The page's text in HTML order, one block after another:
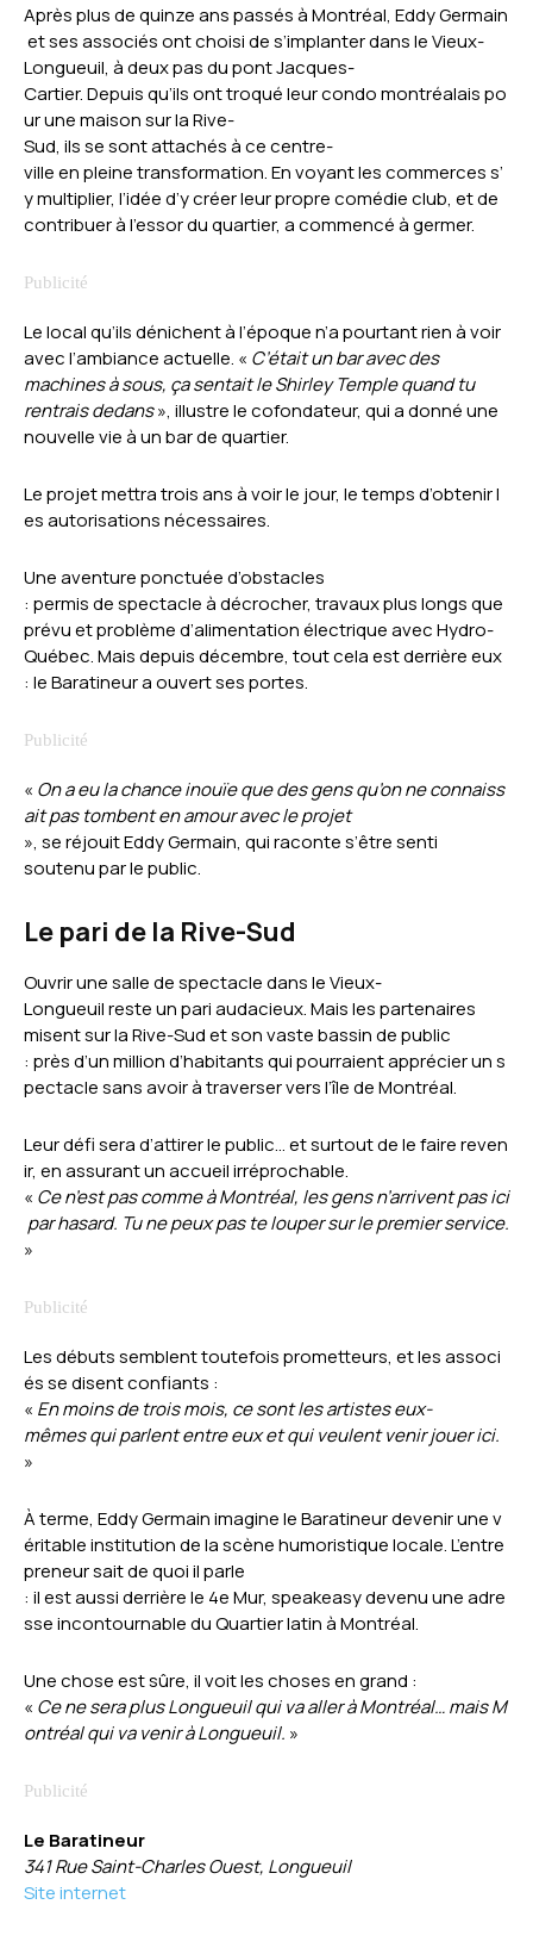
Après plus de quinze ans passés à Montréal, Eddy Germain
et ses associés ont choisi de s’implanter dans le Vieux-
Longueuil, à deux pas du pont Jacques-
Cartier. Depuis qu’ils ont troqué leur condo montréalais po
ur une maison sur la Rive-
Sud, ils se sont attachés à ce centre-
ville en pleine transformation. En voyant les commerces s’
y multiplier, l’idée d’y créer leur propre comédie club, et de
contribuer à l’essor du quartier, a commencé à germer.
Le local qu’ils dénichent à l’époque n’a pourtant rien à voir
avec l’ambiance actuelle. « C’était un bar avec des
machines à sous, ça sentait le Shirley Temple quand tu
rentrais dedans», illustre le cofondateur, qui a donné une
nouvelle vie à un bar de quartier.
Le projet mettra trois ans à voir le jour, le temps d’obtenir l
es autorisations nécessaires.
Une aventure ponctuée d’obstacles
: permis de spectacle à décrocher, travaux plus longs que
prévu et problème d’alimentation électrique avec Hydro-
Québec. Mais depuis décembre, tout cela est derrière eux
: le Baratineur a ouvert ses portes.
« On a eu la chance inouïe que des gens qu’on ne connaiss
ait pas tombent en amour avec le projet
», se réjouit Eddy Germain, qui raconte s’être senti
soutenu par le public.
Le pari de la Rive-Sud
Ouvrir une salle de spectacle dans le Vieux-
Longueuil reste un pari audacieux. Mais les partenaires
misent sur la Rive-Sud et son vaste bassin de public
: près d’un million d’habitants qui pourraient apprécier un s
pectacle sans avoir à traverser vers l’île de Montréal.
Leur défi sera d’attirer le public… et surtout de le faire reven
ir, en assurant un accueil irréprochable.
« Ce n’est pas comme à Montréal, les gens n’arrivent pas ici
par hasard. Tu ne peux pas te louper sur le premier service.
»
Les débuts semblent toutefois prometteurs, et les associ
és se disent confiants :
« En moins de trois mois, ce sont les artistes eux-
mêmes qui parlent entre eux et qui veulent venir jouer ici.
»
À terme, Eddy Germain imagine le Baratineur devenir une v
éritable institution de la scène humoristique locale. L’entre
preneur sait de quoi il parle
: il est aussi derrière le 4e Mur, speakeasy devenu une adre
sse incontournable du Quartier latin à Montréal.
Une chose est sûre, il voit les choses en grand :
« Ce ne sera plus Longueuil qui va aller à Montréal… mais M
ontréal qui va venir à Longueuil. »
Le Baratineur
341 Rue Saint-Charles Ouest, Longueuil
Site internet